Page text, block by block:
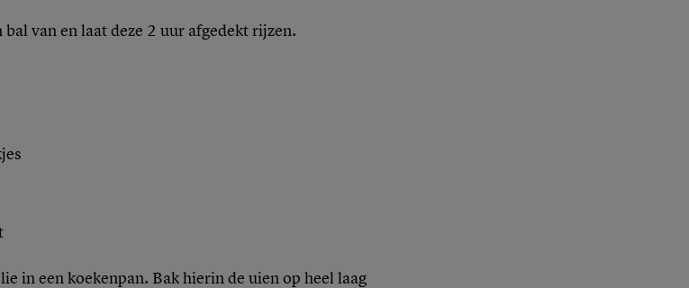
bal van en laat deze 2 uur afgedekt rijzen.
in een koekenpan. Bak hierin de uien op heel laag